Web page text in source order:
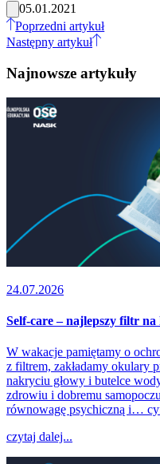
05.01.2021
Poprzedni artykuł
Następny artykuł
Najnowsze artykuły
24.07.2026
Self-care – najlepszy filtr na
W wakacje pamiętamy o
z filtrem, zakładamy okulary
nakryciu głowy i butelce
zdrowiu i dobremu
równowagę psychiczną i…
czytaj dalej...